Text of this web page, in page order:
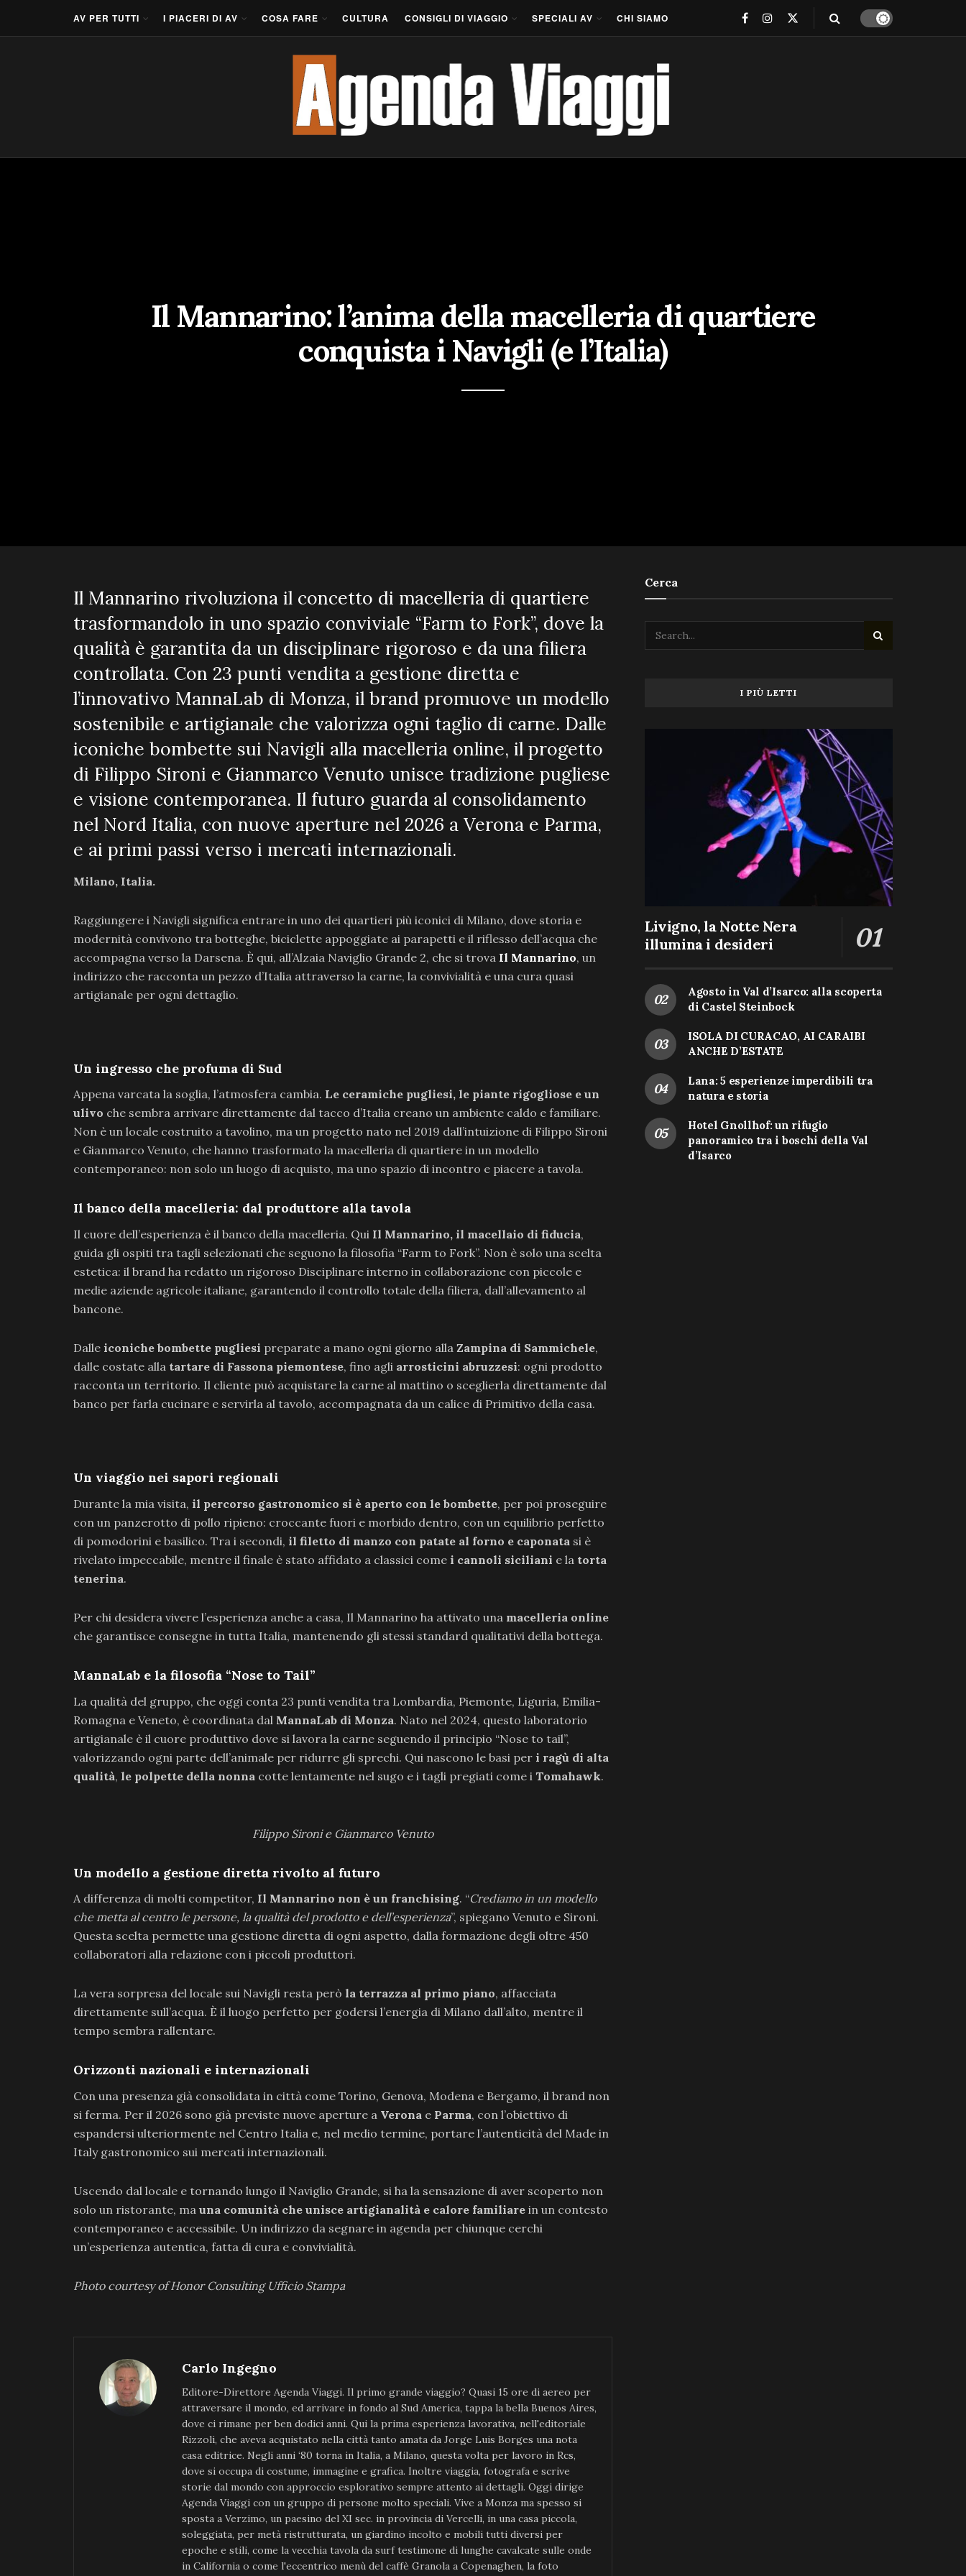
AV PER TUTTI I PIACERI DI AV COSA FARE CULTURA CONSIGLI DI VIAGGIO SPECIALI AV CHI SIAMO
Il Mannarino: l’anima della macelleria di quartiere
conquista i Navigli (e l’Italia)
Il Mannarino rivoluziona il concetto di macelleria di quartiere
trasformandolo in uno spazio conviviale “Farm to Fork”, dove la
qualità è garantita da un disciplinare rigoroso e da una filiera
controllata. Con 23 punti vendita a gestione diretta e
l’innovativo MannaLab di Monza, il brand promuove un modello
sostenibile e artigianale che valorizza ogni taglio di carne. Dalle
iconiche bombette sui Navigli alla macelleria online, il progetto
di Filippo Sironi e Gianmarco Venuto unisce tradizione pugliese
e visione contemporanea. Il futuro guarda al consolidamento
nel Nord Italia, con nuove aperture nel 2026 a Verona e Parma,
e ai primi passi verso i mercati internazionali.
Milano, Italia.
Raggiungere i Navigli significa entrare in uno dei quartieri più iconici di Milano, dove storia e
modernità convivono tra botteghe, biciclette appoggiate ai parapetti e il riflesso dell’acqua che
accompagna verso la Darsena. È qui, all’Alzaia Naviglio Grande 2, che si trova Il Mannarino, un
indirizzo che racconta un pezzo d’Italia attraverso la carne, la convivialità e una cura quasi
artigianale per ogni dettaglio.
Un ingresso che profuma di Sud
Appena varcata la soglia, l’atmosfera cambia. Le ceramiche pugliesi, le piante rigogliose e un
ulivo che sembra arrivare direttamente dal tacco d’Italia creano un ambiente caldo e familiare.
Non è un locale costruito a tavolino, ma un progetto nato nel 2019 dall’intuizione di Filippo Sironi
e Gianmarco Venuto, che hanno trasformato la macelleria di quartiere in un modello
contemporaneo: non solo un luogo di acquisto, ma uno spazio di incontro e piacere a tavola.
Il banco della macelleria: dal produttore alla tavola
Il cuore dell’esperienza è il banco della macelleria. Qui Il Mannarino, il macellaio di fiducia,
guida gli ospiti tra tagli selezionati che seguono la filosofia “Farm to Fork”. Non è solo una scelta
estetica: il brand ha redatto un rigoroso Disciplinare interno in collaborazione con piccole e
medie aziende agricole italiane, garantendo il controllo totale della filiera, dall’allevamento al
bancone.
Dalle iconiche bombette pugliesi preparate a mano ogni giorno alla Zampina di Sammichele,
dalle costate alla tartare di Fassona piemontese, fino agli arrosticini abruzzesi: ogni prodotto
racconta un territorio. Il cliente può acquistare la carne al mattino o sceglierla direttamente dal
banco per farla cucinare e servirla al tavolo, accompagnata da un calice di Primitivo della casa.
Un viaggio nei sapori regionali
Durante la mia visita, il percorso gastronomico si è aperto con le bombette, per poi proseguire
con un panzerotto di pollo ripieno: croccante fuori e morbido dentro, con un equilibrio perfetto
di pomodorini e basilico. Tra i secondi, il filetto di manzo con patate al forno e caponata si è
rivelato impeccabile, mentre il finale è stato affidato a classici come i cannoli siciliani e la torta
tenerina.
Per chi desidera vivere l’esperienza anche a casa, Il Mannarino ha attivato una macelleria online
che garantisce consegne in tutta Italia, mantenendo gli stessi standard qualitativi della bottega.
MannaLab e la filosofia “Nose to Tail”
La qualità del gruppo, che oggi conta 23 punti vendita tra Lombardia, Piemonte, Liguria, Emilia-
Romagna e Veneto, è coordinata dal MannaLab di Monza. Nato nel 2024, questo laboratorio
artigianale è il cuore produttivo dove si lavora la carne seguendo il principio “Nose to tail”,
valorizzando ogni parte dell’animale per ridurre gli sprechi. Qui nascono le basi per i ragù di alta
qualità, le polpette della nonna cotte lentamente nel sugo e i tagli pregiati come i Tomahawk.
Filippo Sironi e Gianmarco Venuto
Un modello a gestione diretta rivolto al futuro
A differenza di molti competitor, Il Mannarino non è un franchising. “Crediamo in un modello
che metta al centro le persone, la qualità del prodotto e dell’esperienza”, spiegano Venuto e Sironi.
Questa scelta permette una gestione diretta di ogni aspetto, dalla formazione degli oltre 450
collaboratori alla relazione con i piccoli produttori.
La vera sorpresa del locale sui Navigli resta però la terrazza al primo piano, affacciata
direttamente sull’acqua. È il luogo perfetto per godersi l’energia di Milano dall’alto, mentre il
tempo sembra rallentare.
Orizzonti nazionali e internazionali
Con una presenza già consolidata in città come Torino, Genova, Modena e Bergamo, il brand non
si ferma. Per il 2026 sono già previste nuove aperture a Verona e Parma, con l’obiettivo di
espandersi ulteriormente nel Centro Italia e, nel medio termine, portare l’autenticità del Made in
Italy gastronomico sui mercati internazionali.
Uscendo dal locale e tornando lungo il Naviglio Grande, si ha la sensazione di aver scoperto non
solo un ristorante, ma una comunità che unisce artigianalità e calore familiare in un contesto
contemporaneo e accessibile. Un indirizzo da segnare in agenda per chiunque cerchi
un’esperienza autentica, fatta di cura e convivialità.
Photo courtesy of Honor Consulting Ufficio Stampa
Carlo Ingegno
Editore-Direttore Agenda Viaggi. Il primo grande viaggio? Quasi 15 ore di aereo per
attraversare il mondo, ed arrivare in fondo al Sud America, tappa la bella Buenos Aires,
dove ci rimane per ben dodici anni. Qui la prima esperienza lavorativa, nell'editoriale
Rizzoli, che aveva acquistato nella città tanto amata da Jorge Luis Borges una nota
casa editrice. Negli anni ‘80 torna in Italia, a Milano, questa volta per lavoro in Rcs,
dove si occupa di costume, immagine e grafica. Inoltre viaggia, fotografa e scrive
storie dal mondo con approccio esplorativo sempre attento ai dettagli. Oggi dirige
Agenda Viaggi con un gruppo di persone molto speciali. Vive a Monza ma spesso si
sposta a Verzimo, un paesino del XI sec. in provincia di Vercelli, in una casa piccola,
soleggiata, per metà ristrutturata, un giardino incolto e mobili tutti diversi per
epoche e stili, come la vecchia tavola da surf testimone di lunghe cavalcate sulle onde
in California o come l'eccentrico menù del caffè Granola a Copenaghen, la foto
Cerca
I PIÙ LETTI
Livigno, la Notte Nera
illumina i desideri
Agosto in Val d’Isarco: alla scoperta
di Castel Steinbock
ISOLA DI CURACAO, AI CARAIBI
ANCHE D’ESTATE
Lana: 5 esperienze imperdibili tra
natura e storia
Hotel Gnollhof: un rifugio
panoramico tra i boschi della Val
d’Isarco